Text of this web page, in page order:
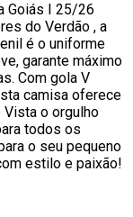
Goiás I 25/26
do Verdão , a
é o uniforme
garante máximo
Com gola V
camisa oferece
Vista o orgulho
todos os
o seu pequeno
estilo e paixão!